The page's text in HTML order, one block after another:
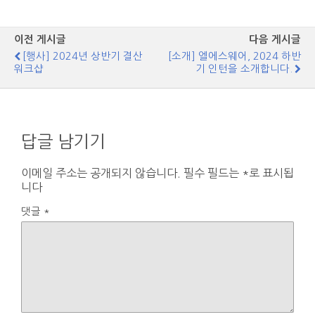
이전 게시글
[행사] 2024년 상반기 결산
워크샵
다음 게시글
[소개] 엘에스웨어, 2024 하반
기 인턴을 소개합니다.
답글 남기기
이메일 주소는 공개되지 않습니다. 필수 필드는 *로 표시됩
니다
댓글 *